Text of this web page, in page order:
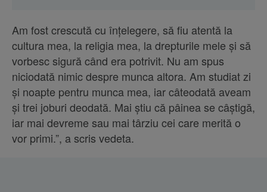
Am fost crescută cu înțelegere, să fiu atentă la
cultura mea, la religia mea, la drepturile mele și să
vorbesc sigură când era potrivit. Nu am spus
niciodată nimic despre munca altora. Am studiat zi
și noapte pentru munca mea, iar câteodată aveam
și trei joburi deodată. Mai știu că pâinea se câștigă,
iar mai devreme sau mai târziu cei care merită o
vor primi.”, a scris vedeta.